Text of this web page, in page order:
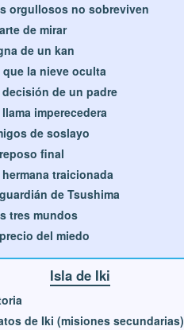
orgullosos no sobreviven
de mirar
de un kan
que la nieve oculta
decisión de un padre
llama imperecedera
de soslayo
final
hermana traicionada
de Tsushima
tres mundos
del miedo
Isla de Iki
de Iki (misiones secundarias)